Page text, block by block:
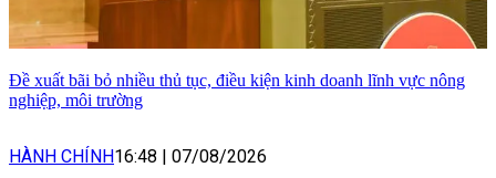
Đề xuất bãi bỏ nhiều thủ tục, điều kiện kinh doanh lĩnh vực nông
nghiệp, môi trường
HÀNH CHÍNH16:48 07/08/2026